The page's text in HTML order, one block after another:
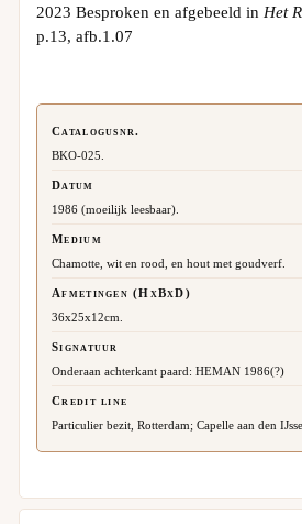
2023 Besproken en afgebeeld in Het
p.13, afb.1.07
Catalogusnr.
BKO-025.
Datum
1986 (moeilijk leesbaar).
Medium
Chamotte, wit en rood, en hout met goudverf.
Afmetingen (HxBxD)
36x25x12cm.
Signatuur
Onderaan achterkant paard: HEMAN 1986(?)
Credit line
Particulier bezit, Rotterdam; Capelle aan den